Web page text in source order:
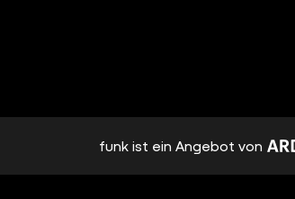
funk ist ein Angebot von